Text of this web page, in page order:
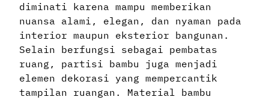
diminati karena mampu memberikan
nuansa alami, elegan, dan nyaman pada
interior maupun eksterior bangunan.
Selain berfungsi sebagai pembatas
ruang, partisi bambu juga menjadi
elemen dekorasi yang mempercantik
tampilan ruangan. Material bambu